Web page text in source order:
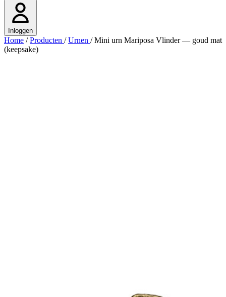
Inloggen
Home / Producten / Urnen / Mini urn Mariposa Vlinder — goud mat
(keepsake)